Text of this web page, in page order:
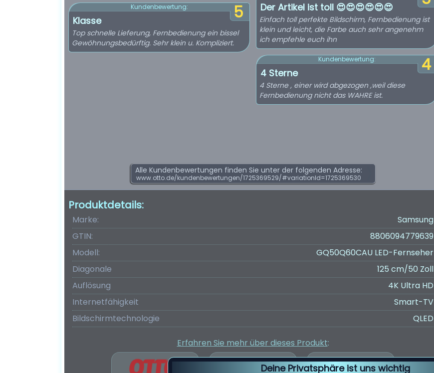
Deine Privatsphäre ist uns wichtig
5
Kundenbewertung:
Klasse
Top schnelle Lieferung, Fernbedienung ein bissel
Gewöhnungsbedürftig. Sehr klein u. Kompliziert.
Der Artikel ist toll 😍😍😍😍😍😍
Einfach toll perfekte Bildschirm, Fernbedienung ist
klein und leicht, die Farbe auch sehr angenehm
ich empfehle euch ihn
4
Kundenbewertung:
4 Sterne
4 Sterne , einer wird abgezogen ,weil diese
Fernbedienung nicht das WAHRE ist.
Alle Kundenbewertungen finden Sie unter der folgenden Adresse:
www.otto.de/kundenbewertungen/1725369529/#variationId=1725369530
Produktdetails:
Marke:
Samsung
GTIN:
8806094779639
Modell:
GQ50Q60CAU LED-Fernseher
Diagonale
125 cm/50 Zoll
Auflösung
4K Ultra HD
Internetfähigkeit
Smart-TV
Bildschirmtechnologie
QLED
Erfahren Sie mehr über dieses Produkt: